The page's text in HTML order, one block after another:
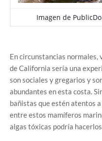
Imagen de
En circunstancias normales,
de California sería una
son sociales y gregarios y
abundantes en esta costa.
bañistas que estén atentos a
entre estos mamíferos
algas tóxicas podría